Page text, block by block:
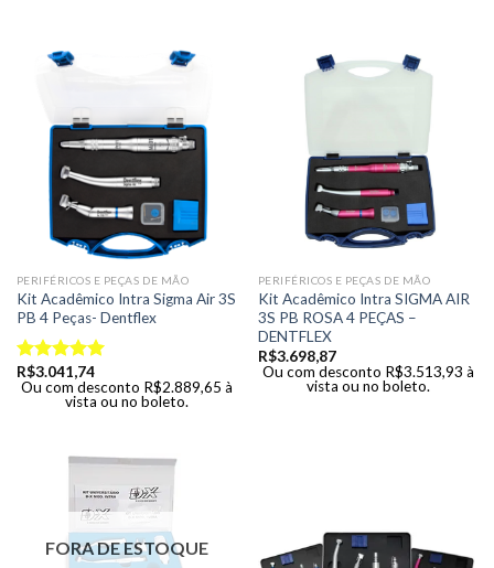
PERIFÉRICOS E PEÇAS DE MÃO
Kit Acadêmico Intra Sigma Air 3S
PB 4 Peças- Dentflex
Avaliação
5.00de 5
R$3.041,74
Ou com desconto R$2.889,65 à
vista ou no boleto.
PERIFÉRICOS E PEÇAS DE MÃO
Kit Acadêmico Intra SIGMA AIR
3S PB ROSA 4 PEÇAS –
DENTFLEX
R$3.698,87
Ou com desconto R$3.513,93 à
vista ou no boleto.
FORA DE ESTOQUE